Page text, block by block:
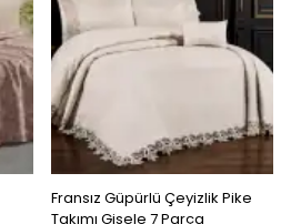
Fransız Güpürlü Çeyizlik Pike
Takımı Gisele 7 Parça